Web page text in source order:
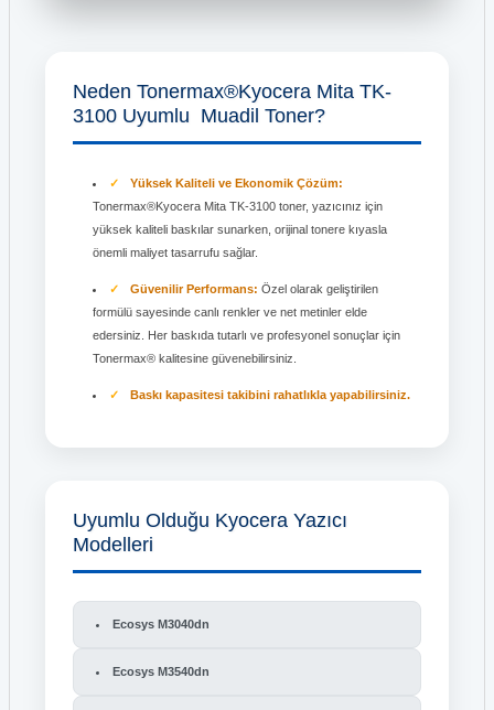
Neden Tonermax®Kyocera Mita TK-
3100 Uyumlu Muadil Toner?
Yüksek Kaliteli ve Ekonomik Çözüm:
Tonermax®Kyocera Mita TK-3100 toner, yazıcınız için
yüksek kaliteli baskılar sunarken, orijinal tonere kıyasla
önemli maliyet tasarrufu sağlar.
Güvenilir Performans: Özel olarak geliştirilen
formülü sayesinde canlı renkler ve net metinler elde
edersiniz. Her baskıda tutarlı ve profesyonel sonuçlar için
Tonermax® kalitesine güvenebilirsiniz.
Baskı kapasitesi takibini rahatlıkla yapabilirsiniz.
Uyumlu Olduğu Kyocera Yazıcı
Modelleri
Ecosys M3040dn
Ecosys M3540dn